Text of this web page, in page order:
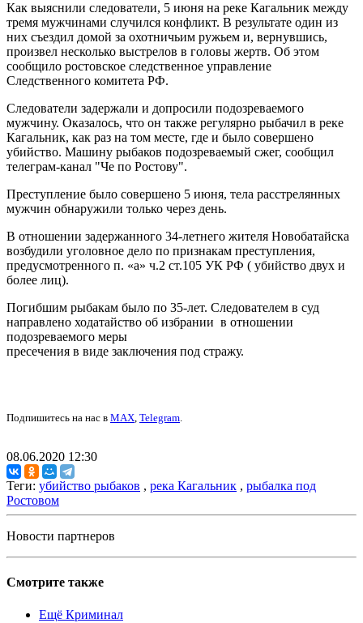
Как выяснили следователи, 5 июня на реке Кагальник между
тремя мужчинами случился конфликт. В результате один из
них съездил домой за охотничьим ружьем и, вернувшись,
произвел несколько выстрелов в головы жертв. Об этом
сообщило ростовское следственное управление
Следственного комитета РФ.
Следователи задержали и допросили подозреваемого
мужчину. Оказалось, что он также регулярно рыбачил в реке
Кагальник, как раз на том месте, где и было совершено
убийство. Машину рыбаков подозреваемый сжег, сообщил
телеграм-канал "Че по Ростову".
Преступление было совершено 5 июня, тела расстрелянных
мужчин обнаружили только через день.
В отношении задержанного 34-летнего жителя Новобатайска
возбудили уголовное дело по признакам преступления,
предусмотренного п. «а» ч.2 ст.105 УК РФ ( убийство двух и
более лиц).
Погибшим рыбакам было по 35-лет. Следователем в суд
направлено ходатайство об избрании в отношении
подозреваемого меры
пресечения в виде заключения под стражу.
Подпишитесь на нас в MAX, Telegram.
08.06.2020 12:30
Теги: убийство рыбаков , река Кагальник , рыбалка под
Ростовом
Новости партнеров
Смотрите также
Ещё Криминал